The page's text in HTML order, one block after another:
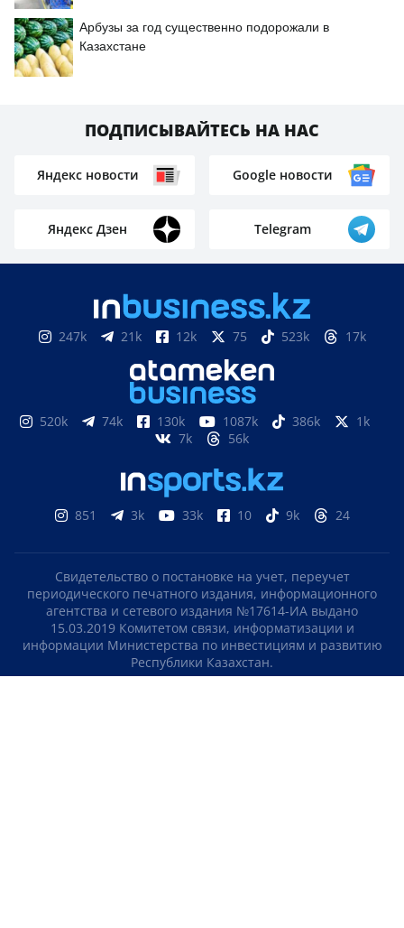
Арбузы за год существенно подорожали в
Казахстане
ПОДПИСЫВАЙТЕСЬ НА НАС
Яндекс новости Google новости
Яндекс Дзен Telegram
247k 21k 12k 75 523k 17k
520k 74k 130k 1087k 386k
1k
7k
56k
851 3k 33k 10 9k 24
Свидетельство о постановке на учет, переучет
периодического печатного издания, информационного
агентства и сетевого издания №17614-ИА выдано
15.03.2019 Комитетом связи, информатизации и
информации Министерства по инвестициям и развитию
Республики Казахстан.